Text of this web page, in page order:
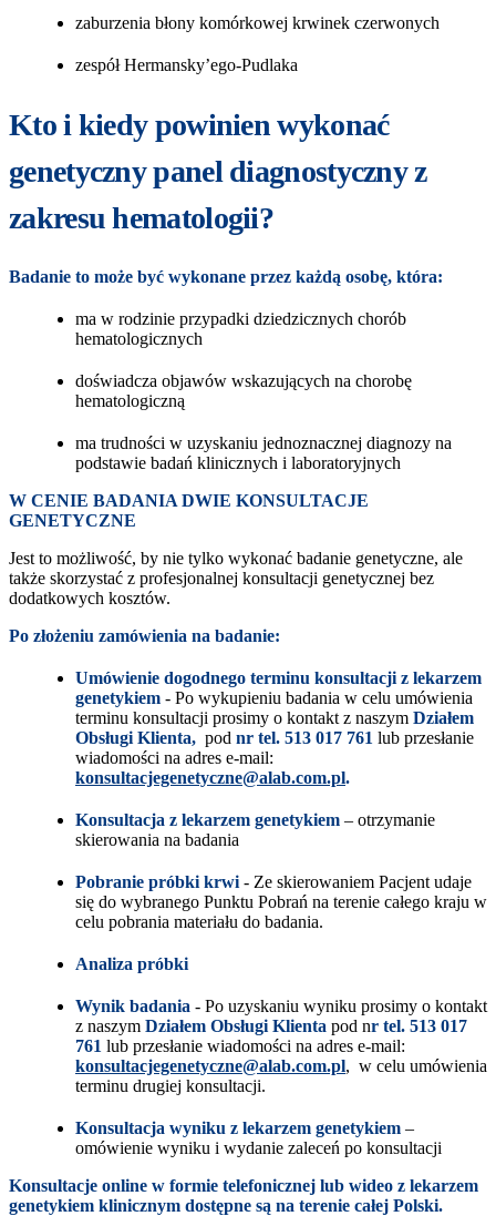
zaburzenia błony komórkowej krwinek czerwonych
zespół Hermansky’ego-Pudlaka
Kto i kiedy powinien wykonać
genetyczny panel diagnostyczny z
zakresu hematologii?
Badanie to może być wykonane przez każdą osobę, która:
ma w rodzinie przypadki dziedzicznych chorób
hematologicznych
doświadcza objawów wskazujących na chorobę
hematologiczną
ma trudności w uzyskaniu jednoznacznej diagnozy na
podstawie badań klinicznych i laboratoryjnych
W CENIE BADANIA DWIE KONSULTACJE
GENETYCZNE
Jest to możliwość, by nie tylko wykonać badanie genetyczne, ale
także skorzystać z profesjonalnej konsultacji genetycznej bez
dodatkowych kosztów.
Po złożeniu zamówienia na badanie:
Umówienie dogodnego terminu konsultacji z lekarzem
genetykiem - Po wykupieniu badania w celu umówienia
terminu konsultacji prosimy o kontakt z naszym Działem
Obsługi Klienta, pod nr tel. 513 017 761 lub przesłanie
wiadomości na adres e-mail:
konsultacjegenetyczne@alab.com.pl.
Konsultacja z lekarzem genetykiem – otrzymanie
skierowania na badania
Pobranie próbki krwi - Ze skierowaniem Pacjent udaje
się do wybranego Punktu Pobrań na terenie całego kraju w
celu pobrania materiału do badania.
Analiza próbki
Wynik badania - Po uzyskaniu wyniku prosimy o kontakt
z naszym Działem Obsługi Klienta pod nr tel. 513 017
761 lub przesłanie wiadomości na adres e-mail:
konsultacjegenetyczne@alab.com.pl, w celu umówienia
terminu drugiej konsultacji.
Konsultacja wyniku z lekarzem genetykiem –
omówienie wyniku i wydanie zaleceń po konsultacji
Konsultacje online w formie telefonicznej lub wideo z lekarzem
genetykiem klinicznym dostępne są na terenie całej Polski.